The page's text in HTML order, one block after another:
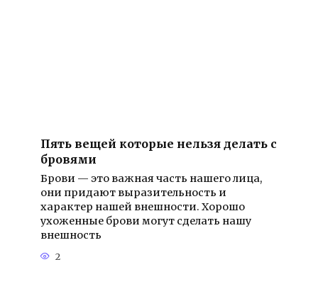
Пять вещей которые нельзя делать с
бровями
Брови — это важная часть нашего лица,
они придают выразительность и
характер нашей внешности. Хорошо
ухоженные брови могут сделать нашу
внешность
2